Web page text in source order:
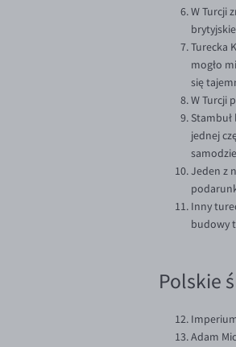
W Turcji
Turecka
mogło
się
W Turcji
jednej
Jeden z
Inny
budowy
Polskie
Adam